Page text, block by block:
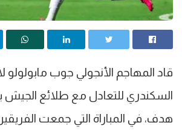
قاد المهاجم الأنجولي جوب مابولولو
السكندري للتعادل مع طلائع
هدف، في المباراة التي جمعت